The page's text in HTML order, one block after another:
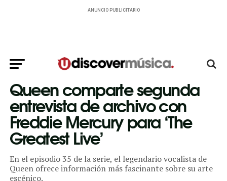
ANUNCIO PUBLICITARIO
Queen comparte segunda
entrevista de archivo con
Freddie Mercury para ‘The
Greatest Live’
En el episodio 35 de la serie, el legendario vocalista de
Queen ofrece información más fascinante sobre su arte
escénico.